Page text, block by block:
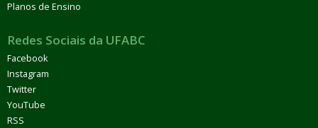
Planos de Ensino
Redes Sociais da UFABC
Facebook
Instagram
Twitter
YouTube
RSS